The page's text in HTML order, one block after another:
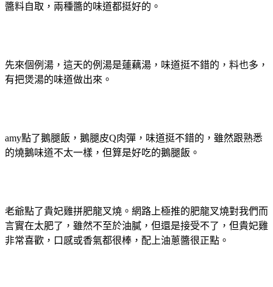
醬料自取，兩種醬的味道都挺好的。
先來個例湯，這天的例湯是蓮藕湯，味道挺不錯的，料也多，
有把煲湯的味道做出來。
amy點了鵝腿飯，鵝腿皮Q肉彈，味道挺不錯的，雖然跟熟悉
的燒鵝味道不太一樣，但算是好吃的鵝腿飯。
老爺點了貴妃雞拼肥龍叉燒。網路上極推的肥龍叉燒對我們而
言實在太肥了，雖然不至於油膩，但還是接受不了，但貴妃雞
非常喜歡，口感或香氣都很棒，配上油蔥醬很正點。